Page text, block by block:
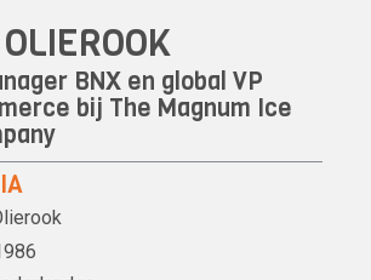
BNX en global VP
bij The Magnum Ice